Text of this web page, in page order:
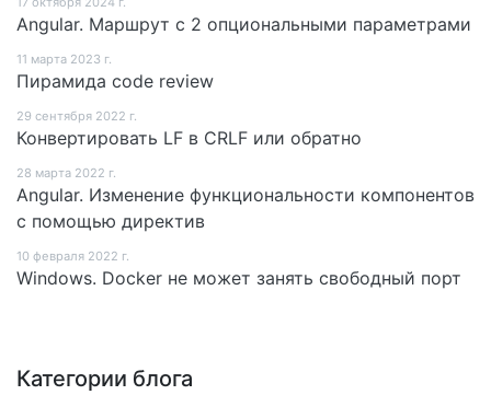
Angular. Маршрут c 2 опциональными параметрами
11 мартa 2023 г.
Пирамида code review
29 сентября 2022 г.
Конвертировать LF в CRLF или обратно
28 мартa 2022 г.
Angular. Изменение функциональности компонентов
с помощью директив
10 февраля 2022 г.
Windows. Docker не может занять свободный порт
Категории блога